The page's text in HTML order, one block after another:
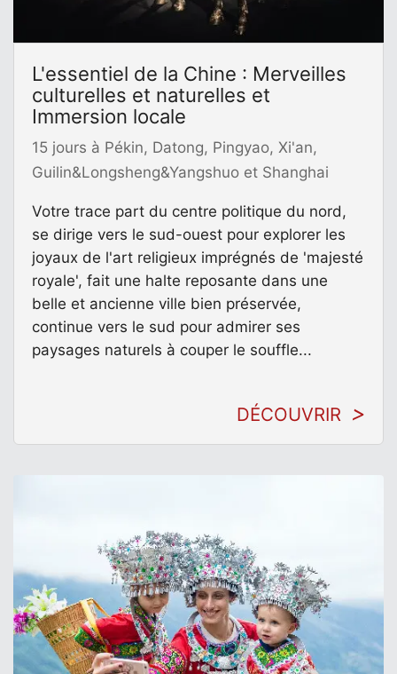
L'essentiel de la Chine : Merveilles
culturelles et naturelles et
Immersion locale
15 jours à Pékin, Datong, Pingyao, Xi'an,
Guilin&Longsheng&Yangshuo et Shanghai
Votre trace part du centre politique du nord,
se dirige vers le sud-ouest pour explorer les
joyaux de l'art religieux imprégnés de 'majesté
royale', fait une halte reposante dans une
belle et ancienne ville bien préservée,
continue vers le sud pour admirer ses
paysages naturels à couper le souffle...
DÉCOUVRIR